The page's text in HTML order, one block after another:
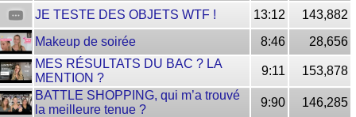
JE TESTE DES OBJETS WTF ! 13:12
143,882
Makeup de soirée
8:46
28,656
MES RÉSULTATS DU BAC ? LA
MENTION ?
9:11
153,878
BATTLE SHOPPING, qui m’a trouvé
la meilleure tenue ?
9:90 146,285